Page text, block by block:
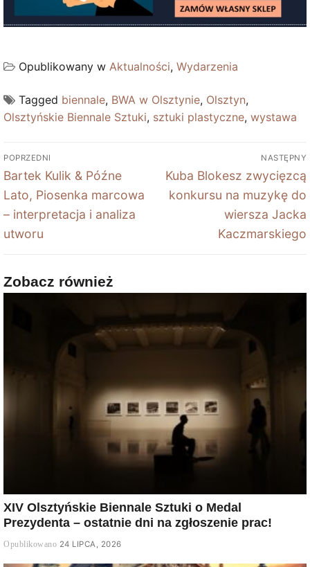
Opublikowany w Aktualności, Wydarzenia
Tagged biennale, BWA w Olsztynie, Olsztyn,
Olsztyńskie Biennale Sztuki, sztuki plastyczne, wystawa
Nawigacja
wpisu
POPRZEDNI
Poprzedni
wpis:
Bartek Kulik & Późne
Lato, Piosenka marcowa
– interpretacja i analiza
utworu
NASTĘPNY
Next
post:
Kuba Blokesz zwycięzcą
konkursu na muzykę do
wiersza Jacka
Kaczmarskiego
Zobacz również
XIV Olsztyńskie Biennale Sztuki o Medal
Prezydenta – ostatnie dni na zgłoszenie prac!
24 LIPCA, 2026